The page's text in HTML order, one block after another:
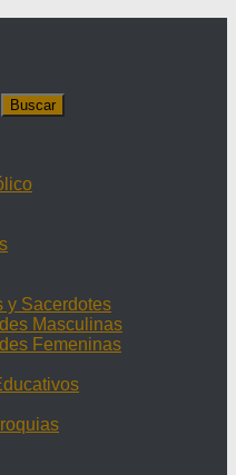
y Sacerdotes
Masculinas
Femeninas